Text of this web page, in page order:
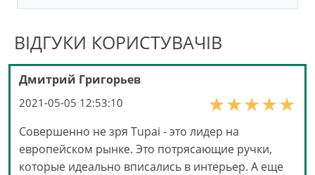
ВІДГУКИ КОРИСТУВАЧІВ
Дмитрий Григорьев
2021-05-05 12:53:10
Совершенно не зря Tupai - это лидер на
европейском рынке. Это потрясающие ручки,
которые идеально вписались в интерьер. А еще